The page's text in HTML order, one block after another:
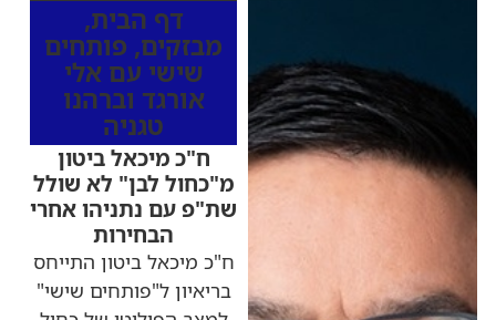
דף הבית,
מבזקים, פותחים
שישי עם אלי
אורגד וברהנו
טגניה
ח"כ מיכאל ביטון
מ"כחול לבן" לא שולל
שת"פ עם נתניהו אחרי
הבחירות
ח"כ מיכאל ביטון התייחס
בריאיון ל"פותחים שישי"